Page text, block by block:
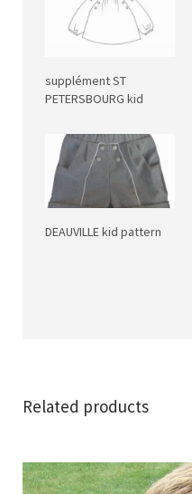
supplément ST
PETERSBOURG kid
DEAUVILLE kid pattern
Related products